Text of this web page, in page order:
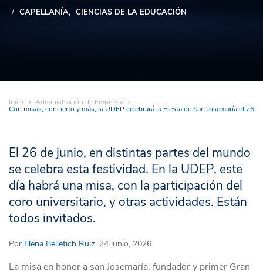
CAPELLANÍA
CIENCIAS DE LA EDUCACIÓN
Inicio Administración de Empresas
Con misas, concierto y más, la UDEP celebrará la Fiesta de San Josemaría el 26
El 26 de junio, en distintas partes del mundo
se celebra esta festividad. En la UDEP, este
día habrá una misa, con la participación del
coro universitario, y otras actividades. Están
todos invitados.
Por Elena Belletich Ruiz. 24 junio, 2026.
La misa en honor a san Josemaría, fundador y primer Gran